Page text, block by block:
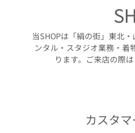
当SHOPは「絹の街」東北
ンタル・スタジオ業務・着
ります。ご来店の際
カスタ